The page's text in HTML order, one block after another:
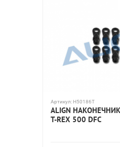
Артикул: H50186T
ALIGN
T-REX 500 DFC